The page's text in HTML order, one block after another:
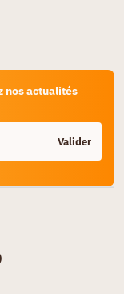
nos actualités
Valider